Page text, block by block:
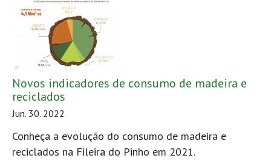
Novos indicadores de consumo de madeira e
reciclados
Jun. 30. 2022
Conheça a evolução do consumo de madeira e
reciclados na Fileira do Pinho em 2021.